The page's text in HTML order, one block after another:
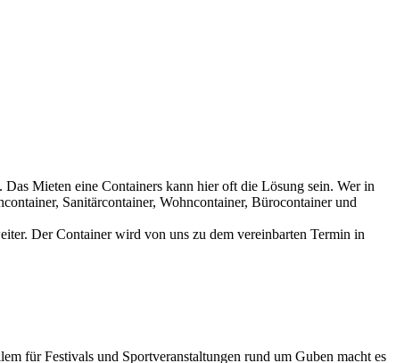
Mieten eine Containers kann hier oft die Lösung sein. Wer in
Sanitärcontainer, Wohncontainer, Bürocontainer und
Der Container wird von uns zu dem vereinbarten Termin in
für Festivals und Sportveranstaltungen rund um Guben macht es